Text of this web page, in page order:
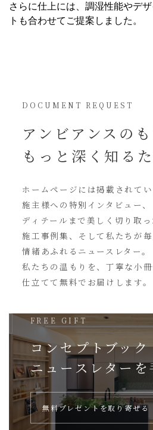
さらに仕上には、調湿性能やデ
トも合わせてご提案しました。
DOCUMENT REQUEST
アンビアンスの
もっと深く知る
ホームページには掲載されて
施主様への特別インタビュー、
ディテールまで美しく切り取っ
施工事例集、そして私たちが毎
情緒あふれるニュースレター。
私たちの温もりを、丁寧な小冊
仕立てて無料でお届けします。
FREE GIFT
コンセプトブッ
ニュースレターを
無料プレゼントを取り寄せる